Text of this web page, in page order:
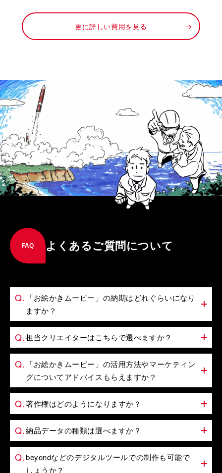
更に詳しい費用を見る
FAQ よくあるご質問について
「お絵かきムービー」の納期はどれぐらいになり
ますか？
担当クリエイターはこちらで選べますか？
「お絵かきムービー」の活用方法やマーケティン
グについてアドバイスもらえますか？
著作権はどのようになりますか？
納品データの種類は選べますか？
beyondなどのデジタルツールでの制作も可能で
しょうか？